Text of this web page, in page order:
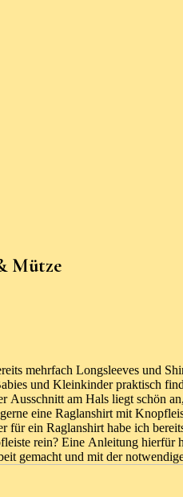
Mütze
mehrfach Longsleeves und
und Kleinkinder praktisch
am Hals liegt schön
eine Raglanshirt mit
für ein Raglanshirt habe ich
rein? Eine Anleitung hierfür
gemacht und mit der